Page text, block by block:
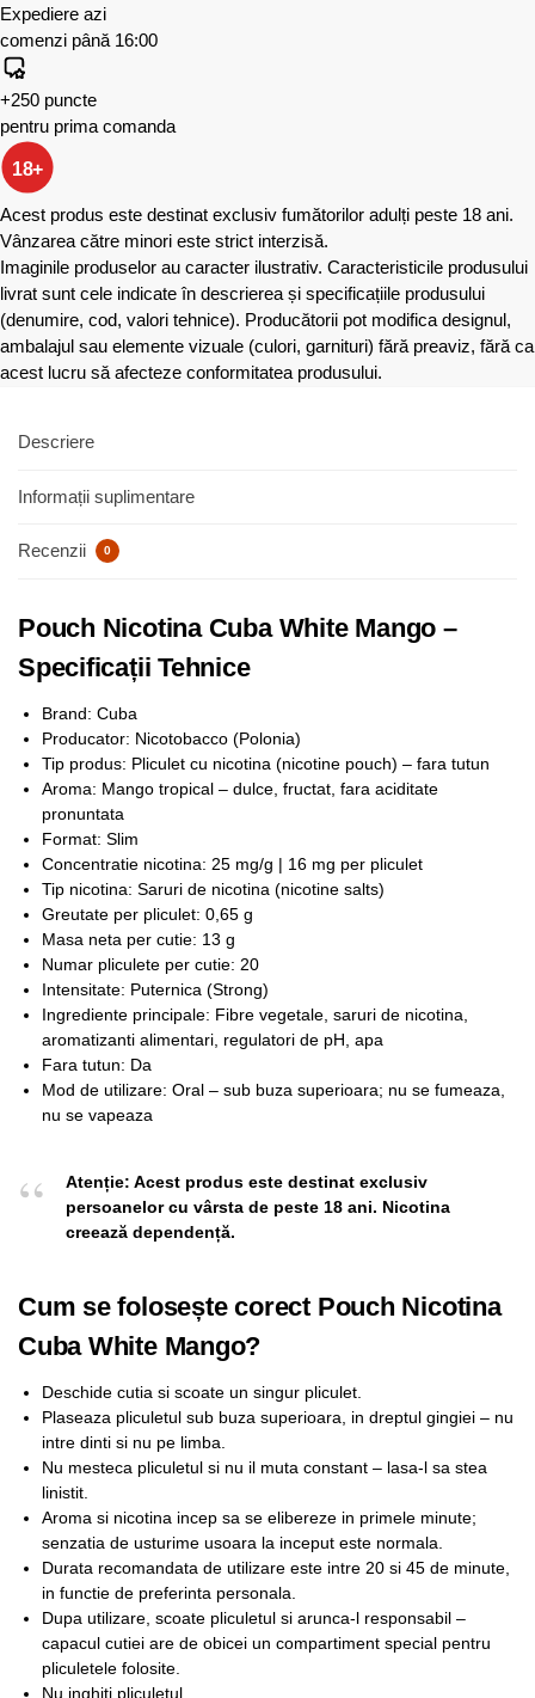
Expediere azi
comenzi până 16:00
+250 puncte
pentru prima comanda
18+
Acest produs este destinat exclusiv fumătorilor adulți peste 18 ani.
Vânzarea către minori este strict interzisă.
Imaginile produselor au caracter ilustrativ. Caracteristicile produsului
livrat sunt cele indicate în descrierea și specificațiile produsului
(denumire, cod, valori tehnice). Producătorii pot modifica designul,
ambalajul sau elemente vizuale (culori, garnituri) fără preaviz, fără ca
acest lucru să afecteze conformitatea produsului.
Descriere
Informații suplimentare
Recenzii 0
Pouch Nicotina Cuba White Mango –
Specificații Tehnice
Brand: Cuba
Producator: Nicotobacco (Polonia)
Tip produs: Pliculet cu nicotina (nicotine pouch) – fara tutun
Aroma: Mango tropical – dulce, fructat, fara aciditate
pronuntata
Format: Slim
Concentratie nicotina: 25 mg/g | 16 mg per pliculet
Tip nicotina: Saruri de nicotina (nicotine salts)
Greutate per pliculet: 0,65 g
Masa neta per cutie: 13 g
Numar pliculete per cutie: 20
Intensitate: Puternica (Strong)
Ingrediente principale: Fibre vegetale, saruri de nicotina,
aromatizanti alimentari, regulatori de pH, apa
Fara tutun: Da
Mod de utilizare: Oral – sub buza superioara; nu se fumeaza,
nu se vapeaza
Atenție: Acest produs este destinat exclusiv
persoanelor cu vârsta de peste 18 ani. Nicotina
creează dependență.
Cum se folosește corect Pouch Nicotina
Cuba White Mango?
Deschide cutia si scoate un singur pliculet.
Plaseaza pliculetul sub buza superioara, in dreptul gingiei – nu
intre dinti si nu pe limba.
Nu mesteca pliculetul si nu il muta constant – lasa-l sa stea
linistit.
Aroma si nicotina incep sa se elibereze in primele minute;
senzatia de usturime usoara la inceput este normala.
Durata recomandata de utilizare este intre 20 si 45 de minute,
in functie de preferinta personala.
Dupa utilizare, scoate pliculetul si arunca-l responsabil –
capacul cutiei are de obicei un compartiment special pentru
pliculetele folosite.
Nu inghiti pliculetul.